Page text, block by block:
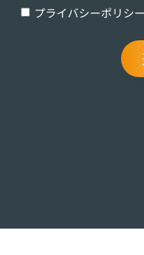
プライバシーポリシ